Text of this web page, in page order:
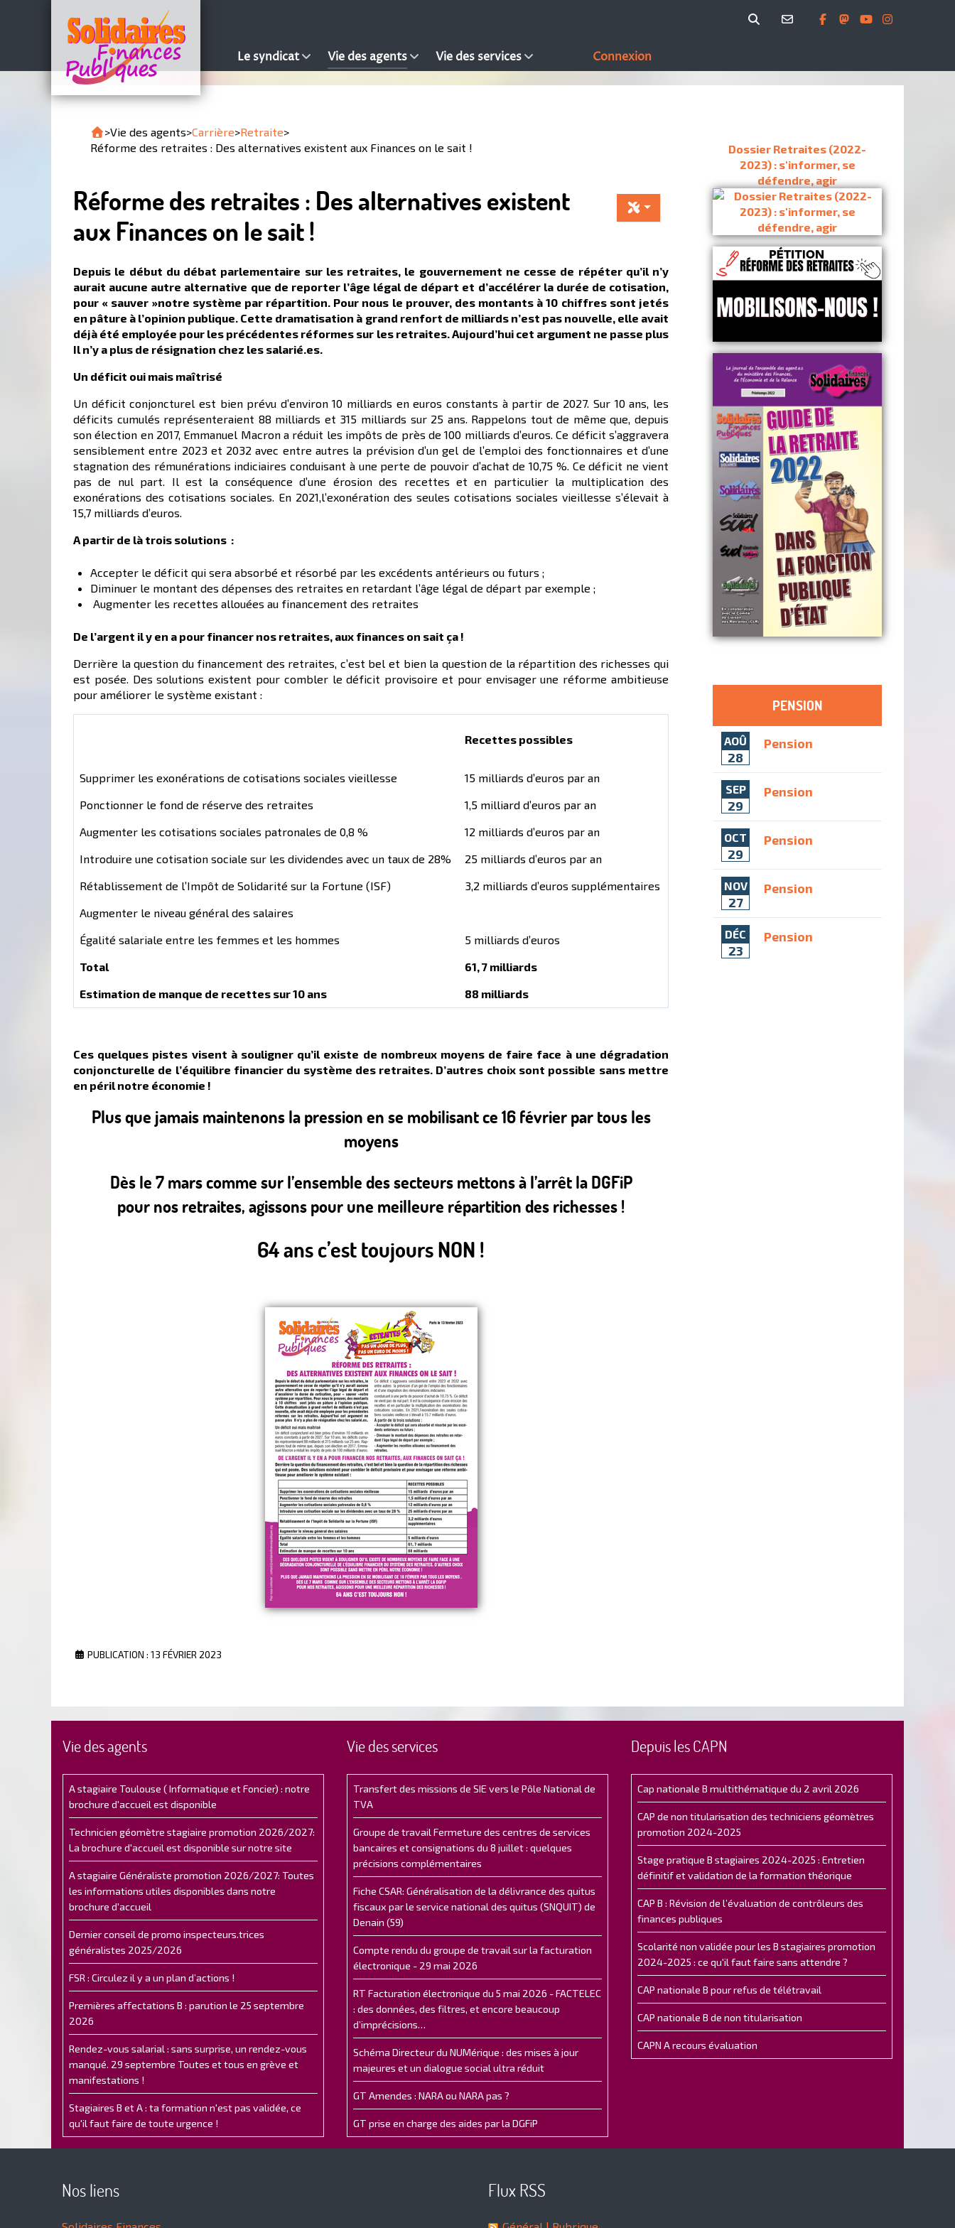
Le syndicat Vie des agents Vie des services Connexion
>Vie des agents>Carrière>Retraite>
Réforme des retraites : Des alternatives existent aux Finances on le sait !
Réforme des retraites : Des alternatives existent
aux Finances on le sait !
Depuis le début du débat parlementaire sur les retraites, le gouvernement ne cesse de répéter qu’il n’y
aurait aucune autre alternative que de reporter l’âge légal de départ et d’accélérer la durée de cotisation,
pour « sauver »notre système par répartition. Pour nous le prouver, des montants à 10 chiffres sont jetés
en pâture à l’opinion publique. Cette dramatisation à grand renfort de milliards n’est pas nouvelle, elle avait
déjà été employée pour les précédentes réformes sur les retraites. Aujourd’hui cet argument ne passe plus
Il n’y a plus de résignation chez les salarié.es.
Un déficit oui mais maîtrisé
Un déficit conjoncturel est bien prévu d’environ 10 milliards en euros constants à partir de 2027. Sur 10 ans, les
déficits cumulés représenteraient 88 milliards et 315 milliards sur 25 ans. Rappelons tout de même que, depuis
son élection en 2017, Emmanuel Macron a réduit les impôts de près de 100 milliards d’euros. Ce déficit s’aggravera
sensiblement entre 2023 et 2032 avec entre autres la prévision d’un gel de l’emploi des fonctionnaires et d’une
stagnation des rémunérations indiciaires conduisant à une perte de pouvoir d’achat de 10,75 %. Ce déficit ne vient
pas de nul part. Il est la conséquence d’une érosion des recettes et en particulier la multiplication des
exonérations des cotisations sociales. En 2021,l’exonération des seules cotisations sociales vieillesse s’élevait à
15,7 milliards d’euros.
A partir de là trois solutions :
Accepter le déficit qui sera absorbé et résorbé par les excédents antérieurs ou futurs ;
Diminuer le montant des dépenses des retraites en retardant l’âge légal de départ par exemple ;
Augmenter les recettes allouées au financement des retraites
De l’argent il y en a pour financer nos retraites, aux finances on sait ça !
Derrière la question du financement des retraites, c’est bel et bien la question de la répartition des richesses qui
est posée. Des solutions existent pour combler le déficit provisoire et pour envisager une réforme ambitieuse
pour améliorer le système existant :
Recettes possibles
Supprimer les exonérations de cotisations sociales vieillesse
15 milliards d’euros par an
Ponctionner le fond de réserve des retraites
1,5 milliard d’euros par an
Augmenter les cotisations sociales patronales de 0,8 %
12 milliards d’euros par an
Introduire une cotisation sociale sur les dividendes avec un taux de 28%
25 milliards d’euros par an
Rétablissement de l’Impôt de Solidarité sur la Fortune (ISF)
3,2 milliards d’euros supplémentaires
Augmenter le niveau général des salaires
Égalité salariale entre les femmes et les hommes
5 milliards d’euros
Total
61, 7 milliards
Estimation de manque de recettes sur 10 ans
88 milliards
Ces quelques pistes visent à souligner qu’il existe de nombreux moyens de faire face à une dégradation
conjoncturelle de l’équilibre financier du système des retraites. D’autres choix sont possible sans mettre
en péril notre économie !
Plus que jamais maintenons la pression en se mobilisant ce 16 février par tous les
moyens
Dès le 7 mars comme sur l’ensemble des secteurs mettons à l’arrêt la DGFiP
pour nos retraites, agissons pour une meilleure répartition des richesses !
64 ans c’est toujours NON !
PUBLICATION : 13 FÉVRIER 2023
Dossier Retraites (2022-
2023) : s'informer, se
défendre, agir
PENSION
AOÛ
28
Pension
SEP
29
Pension
OCT
29
Pension
NOV
27
Pension
DÉC
23
Pension
Vie des agents
A stagiaire Toulouse ( Informatique et Foncier) : notre
brochure d'accueil est disponible
Technicien géomètre stagiaire promotion 2026/2027:
La brochure d'accueil est disponible sur notre site
A stagiaire Généraliste promotion 2026/2027: Toutes
les informations utiles disponibles dans notre
brochure d'accueil
Dernier conseil de promo inspecteurs.trices
généralistes 2025/2026
FSR : Circulez il y a un plan d’actions !
Premières affectations B : parution le 25 septembre
2026
Rendez-vous salarial : sans surprise, un rendez-vous
manqué. 29 septembre Toutes et tous en grève et
manifestations !
Stagiaires B et A : ta formation n'est pas validée, ce
qu'il faut faire de toute urgence !
Vie des services
Transfert des missions de SIE vers le Pôle National de
TVA
Groupe de travail Fermeture des centres de services
bancaires et consignations du 8 juillet : quelques
précisions complémentaires
Fiche CSAR: Généralisation de la délivrance des quitus
fiscaux par le service national des quitus (SNQUIT) de
Denain (59)
Compte rendu du groupe de travail sur la facturation
électronique - 29 mai 2026
RT Facturation électronique du 5 mai 2026 - FACTELEC
: des données, des filtres, et encore beaucoup
d’imprécisions…
Schéma Directeur du NUMérique : des mises à jour
majeures et un dialogue social ultra réduit
GT Amendes : NARA ou NARA pas ?
GT prise en charge des aides par la DGFiP
Depuis les CAPN
Cap nationale B multithématique du 2 avril 2026
CAP de non titularisation des techniciens géomètres
promotion 2024-2025
Stage pratique B stagiaires 2024-2025 : Entretien
définitif et validation de la formation théorique
CAP B : Révision de l’évaluation de contrôleurs des
finances publiques
Scolarité non validée pour les B stagiaires promotion
2024-2025 : ce qu'il faut faire sans attendre ?
CAP nationale B pour refus de télétravail
CAP nationale B de non titularisation
CAPN A recours évaluation
Nos liens Flux RSS